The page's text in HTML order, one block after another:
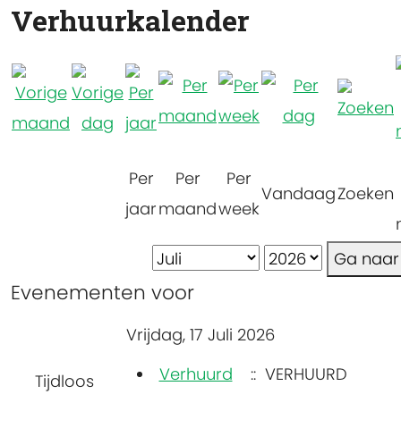
Verhuurkalender
Per
jaar
Per
maand
Per
week
VandaagZoeken
Ga
Evenementen voor
Vrijdag, 17 Juli 2026
Tijdloos Verhuurd :: VERHUURD